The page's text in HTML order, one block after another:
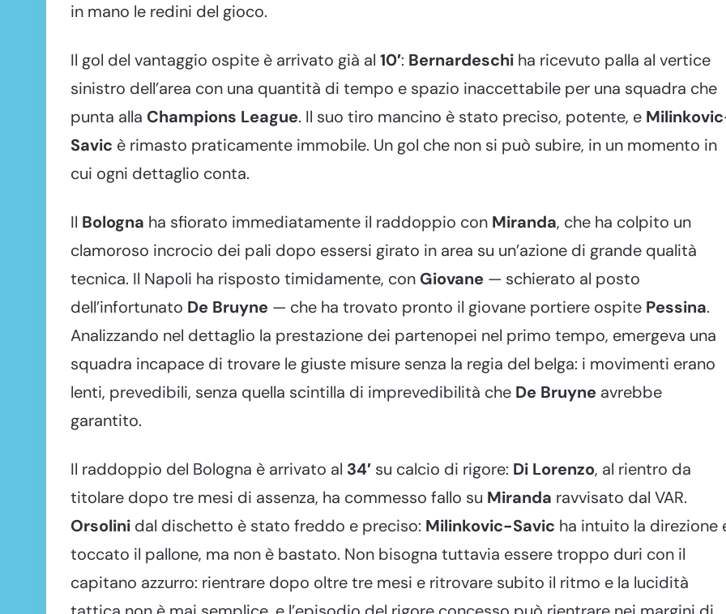
in mano le redini del gioco.
Il gol del vantaggio ospite è arrivato già al 10′: Bernardeschi ha ricevuto palla al vertice
sinistro dell’area con una quantità di tempo e spazio inaccettabile per una squadra che
punta alla Champions League. Il suo tiro mancino è stato preciso, potente, e
Savic è rimasto praticamente immobile. Un gol che non si può subire, in un momento in
cui ogni dettaglio conta.
Il Bologna ha sfiorato immediatamente il raddoppio con Miranda, che ha colpito un
clamoroso incrocio dei pali dopo essersi girato in area su un’azione di grande qualità
tecnica. Il Napoli ha risposto timidamente, con Giovane — schierato al posto
dell’infortunato De Bruyne — che ha trovato pronto il giovane portiere ospite Pessina.
Analizzando nel dettaglio la prestazione dei partenopei nel primo tempo, emergeva una
squadra incapace di trovare le giuste misure senza la regia del belga: i movimenti erano
lenti, prevedibili, senza quella scintilla di imprevedibilità che De Bruyne avrebbe
garantito.
Il raddoppio del Bologna è arrivato al 34′ su calcio di rigore: Di Lorenzo, al rientro da
titolare dopo tre mesi di assenza, ha commesso fallo su Miranda ravvisato dal VAR.
Orsolini dal dischetto è stato freddo e preciso: Milinkovic-Savic ha intuito la direzione
toccato il pallone, ma non è bastato. Non bisogna tuttavia essere troppo duri con il
capitano azzurro: rientrare dopo oltre tre mesi e ritrovare subito il ritmo e la lucidità